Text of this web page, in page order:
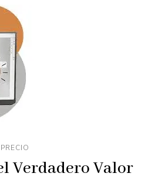
PRECIO
Verdadero Valor